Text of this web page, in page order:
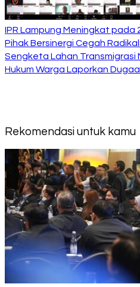
IPR Lampung Meningkat pada
Pihak Bersinergi Cegah
Sengketa Lahan Transmigrasi
Hukum Warga Laporkan
Rekomendasi untuk kamu